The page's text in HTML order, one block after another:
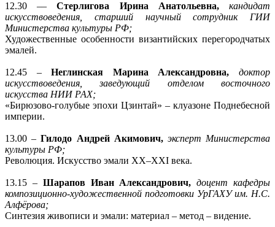
12.30 ––Стерлигова Ирина Анатольевна,
кандидат
искусствоведения, старший научный сотрудник ГИИ
Министерства культуры РФ;
Художественные особенности византийских перегородчатых
эмалей.
12.45 –Неглинская Марина Александровна,
доктор
искусствоведения, заведующий отделом восточного
искусства НИИ РАХ;
«Бирюзово-голубые эпохи Цзинтай» – клуазоне Поднебесной
империи.
13.00 – Гилодо Андрей Акимович, эксперт Министерства
культуры РФ;
Революция. Искусство эмали XX–XXI века.
13.15 – Шарапов Иван Александрович,доцент кафедры
композиционно-художественной подготовки УрГАХУ им. Н.С.
Алфёрова;
Синтезия живописи и эмали: материал – метод – видение.